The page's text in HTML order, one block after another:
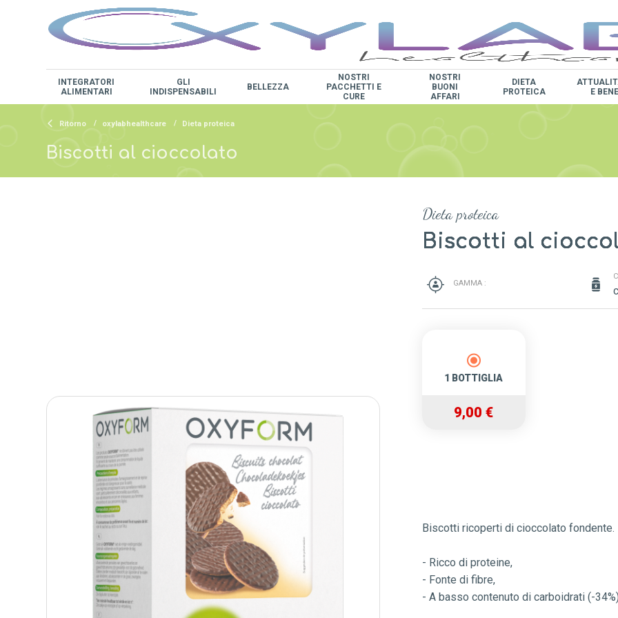
INTEGRATORI
ALIMENTARI
GLI
INDISPENSABILI
BELLEZZA
NOSTRI
PACCHETTI E
CURE
NOSTRI
BUONI
AFFARI
DIETA
PROTEICA
E
Ritorno oxylabhealthcare Dieta proteica
Biscotti al cioccolato
Dieta proteica
Biscotti al
GAMMA :
1 BOTTIGLIA
9,00 €
Biscotti ricoperti di cioccolato fondente.
- Ricco di proteine,
- Fonte di fibre,
- A basso contenuto di carboidrati (-